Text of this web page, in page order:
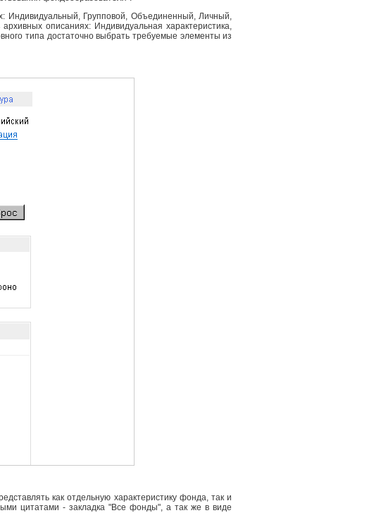
Индивидуальный, Групповой, Объединенный, Личный,
описаниях: Индивидуальная характеристика,
типа достаточно выбрать требуемые элементы из
как отдельную характеристику фонда, так и
цитатами - закладка "Все фонды", а так же в виде